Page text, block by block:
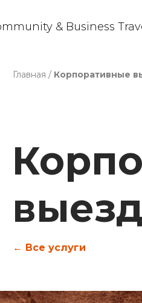
& Business
Главная / Корпоративные
← Все услуги